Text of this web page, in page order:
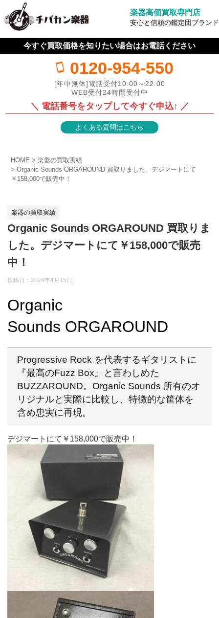
楽器高価買取専門店
安心と信頼の鑑定団ブランド
今すぐ買取価格を知りたい場合はお電話ください
0120-954-550
[年中無休]電話受付10:00～22:00
WEB受付24時間受付中
＼ 電話番号をタップして今すぐ申込↑ ／
よくある質問はこちら
HOME
楽器の買取実績
Organic Sounds ORGAROUND 買取りました。デジマートにて
￥158,000で販売中！
楽器の買取実績
Organic Sounds ORGAROUND 買取りま
した。デジマートにて￥158,000で販売
中！
投稿日：2024年4月15日
Organic
Sounds ORGAROUND
Progressive Rock を代表するギタリストに
『最高のFuzz Box』と言わしめた
BUZZAROUND。Organic Sounds 所有のオ
リジナルと実際に比較し、特徴的な筐体を
含め忠実に再現。
デジマートにて￥158,000で販売中！